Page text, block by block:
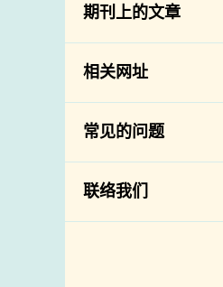
下载
公开比赛
期刊上的文章
相关网址
相关政府部门／机
构
常见的问题
联络我们